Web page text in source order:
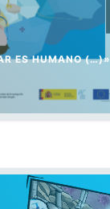
ES HUMANO (…)»